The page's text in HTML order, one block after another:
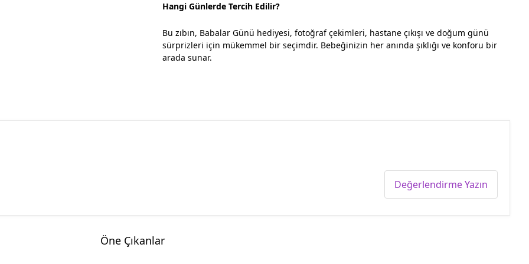
Hangi Günlerde Tercih Edilir?
Bu zıbın, Babalar Günü hediyesi, fotoğraf çekimleri, hastane çıkışı ve doğum günü
sürprizleri için mükemmel bir seçimdir. Bebeğinizin her anında şıklığı ve konforu bir
arada sunar.
Değerlendirme Yazın
Öne Çıkanlar